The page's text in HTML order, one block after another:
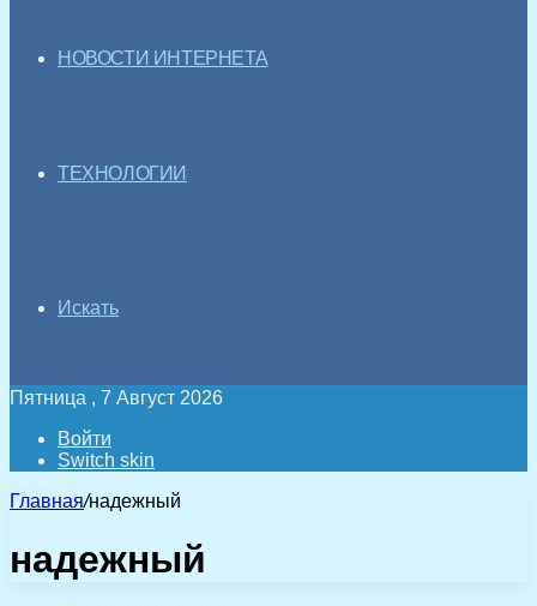
НОВОСТИ ИНТЕРНЕТА
ТЕХНОЛОГИИ
Искать
Пятница , 7 Август 2026
Войти
Switch skin
Главная/надежный
надежный